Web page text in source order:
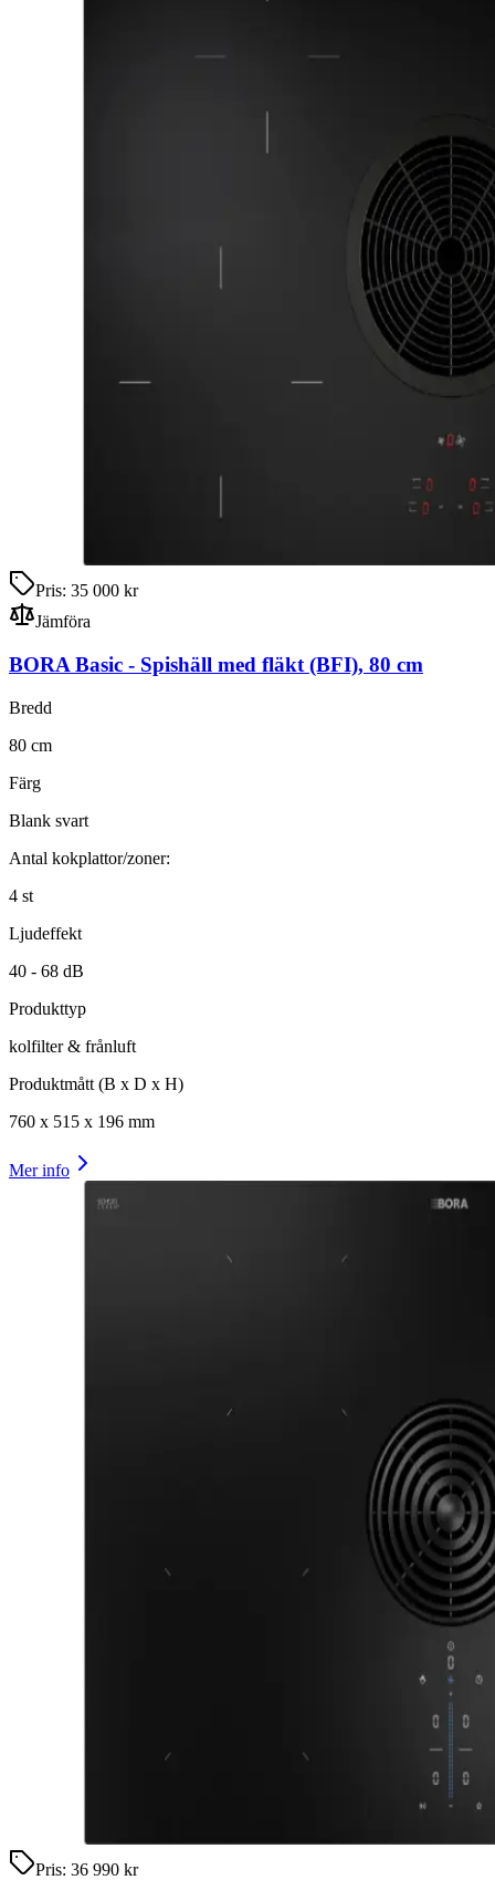
Pris: 35 000 kr
Jämföra
BORA Basic - Spishäll med fläkt (BFI), 80 cm
Bredd
80 cm
Färg
Blank svart
Antal kokplattor/zoner:
4 st
Ljudeffekt
40 - 68 dB
Produkttyp
kolfilter & frånluft
Produktmått (B x D x H)
760 x 515 x 196 mm
Mer info
Pris: 36 990 kr